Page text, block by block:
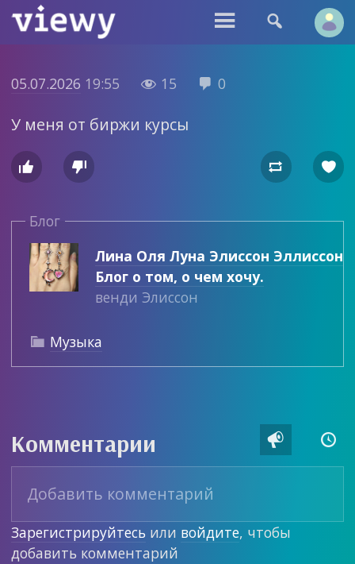
 
05.07.2026 19:55  15  0
У меня от биржи курсы
   
Блог
Лина Оля Луна Элиссон Эллиссон
Блог о том, о чем хочу.
венди Элиссон
 Музыка
Комментарии  
Зарегистрируйтесь или войдите, чтобы
добавить комментарий